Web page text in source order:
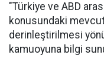
"Türkiye ve ABD
konusundaki
derinleştirilmesi
kamuoyuna ‎bilgi